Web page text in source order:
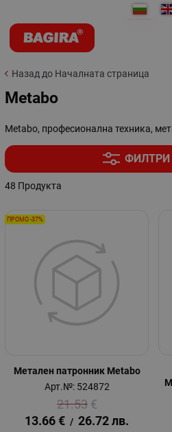
Назад до Началната страница
Metabo
Metabo, професионална техника,
ФИЛТРИ
48 Продукта
Метален патронник Metabo
Арт.№: 524872
21.53 €
13.66 € / 26.72 лв.
ПРОМО -37%